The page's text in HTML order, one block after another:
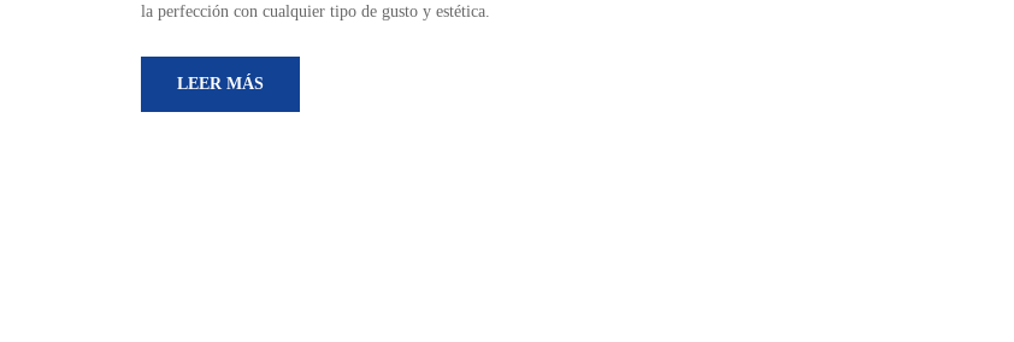
la perfección con cualquier tipo de gusto y estética.
LEER MÁS